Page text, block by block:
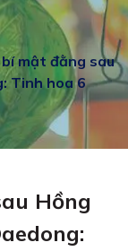
mật đằng sau
Tinh hoa 6
Hồng